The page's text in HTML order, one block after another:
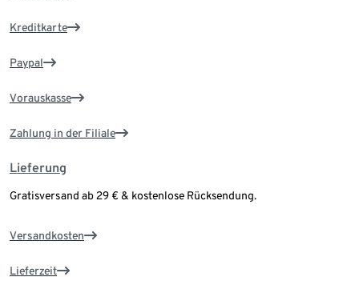
Kreditkarte
Paypal
Vorauskasse
Zahlung in der Filiale
Lieferung
Gratisversand ab 29 € & kostenlose Rücksendung.
Versandkosten
Lieferzeit